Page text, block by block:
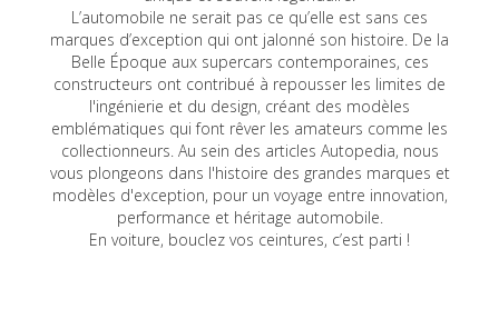
L’automobile ne serait pas ce qu’elle est sans ces
marques d’exception qui ont jalonné son histoire. De la
Belle Époque aux supercars contemporaines, ces
constructeurs ont contribué à repousser les limites de
l'ingénierie et du design, créant des modèles
emblématiques qui font rêver les amateurs comme les
collectionneurs. Au sein des articles Autopedia, nous
vous plongeons dans l'histoire des grandes marques et
modèles d'exception, pour un voyage entre innovation,
performance et héritage automobile.
En voiture, bouclez vos ceintures, c’est parti !